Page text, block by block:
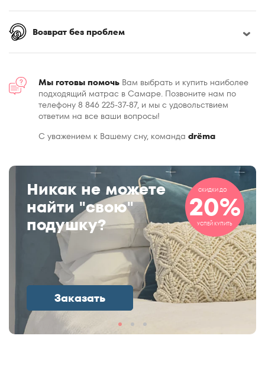
200x220
Возврат без проблем
Мы готовы помочь Вам выбрать и купить наиболее
подходящий матрас в Самаре. Позвоните нам по
телефону 8 846 225-37-87, и мы с удовольствием
ответим на все ваши вопросы!
С уважением к Вашему сну, команда drёma
Никак не можете
найти "свою"
подушку?
Заказать
СКИДКИ ДО
20%
УСПЕЙ КУПИТЬ